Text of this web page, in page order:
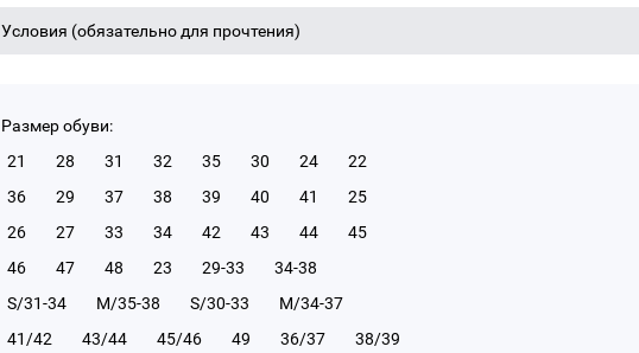
Условия (обязательно для прочтения)
Размер обуви:
21
28 31 32 35 30 24
22
36
29 37 38 39 40 41
25
26
27 33 34 42 43 44
45
46
47 48 23 29-33
34-38
S/31-34
М/35-38 S/30-33
М/34-37
41/42
43/44 45/46 49 36/37
38/39